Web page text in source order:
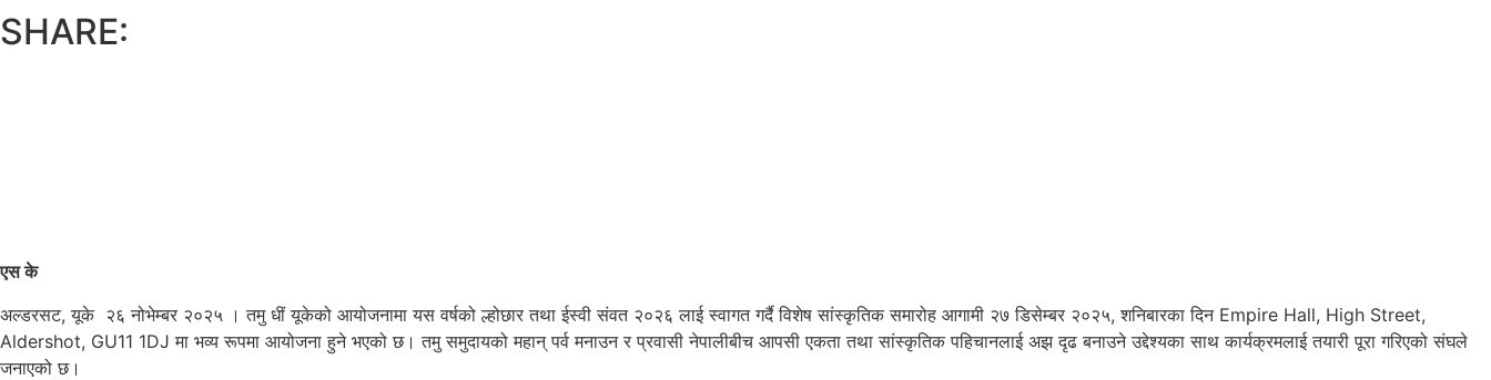
SHARE:
एस के
अल्डरसट, यूके २६ नोभेम्बर २०२५ । तमु धीं यूकेको आयोजनामा यस वर्षको ल्होछार तथा ईस्वी संवत २०२६ लाई स्वागत गर्दै विशेष सांस्कृतिक समारोह आगामी २७ डिसेम्बर २०२५, शनिबारका दिन Empire Hall, High Street,
Aldershot, GU11 1DJ मा भव्य रूपमा आयोजना हुने भएको छ। तमु समुदायको महान् पर्व मनाउन र प्रवासी नेपालीबीच आपसी एकता तथा सांस्कृतिक पहिचानलाई अझ दृढ बनाउने उद्देश्यका साथ कार्यक्रमलाई तयारी पूरा गरिएको संघले
जनाएको छ।